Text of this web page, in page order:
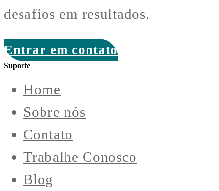
desafios em resultados.
Entrar em contato
Suporte
Home
Sobre nós
Contato
Trabalhe Conosco
Blog